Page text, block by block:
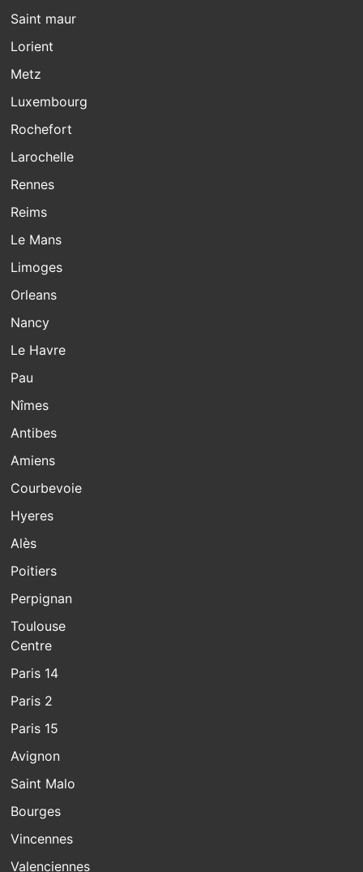
Saint maur
Lorient
Metz
Luxembourg
Rochefort
Larochelle
Rennes
Reims
Le Mans
Limoges
Orleans
Nancy
Le Havre
Pau
Nîmes
Antibes
Amiens
Courbevoie
Hyeres
Alès
Poitiers
Perpignan
Toulouse
Centre
Paris 14
Paris 2
Paris 15
Avignon
Saint Malo
Bourges
Vincennes
Valenciennes